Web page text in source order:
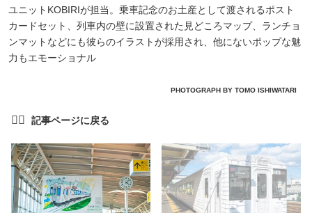
ユニットKOBIRIが担当。乗車記念のお土産として渡されるポスト
カードセット、列車内の壁に設置された見どころマップ、ランチョ
ンマットなどにも彼らのイラストが採用され、他にないポップな魅
力もエモーショナル
PHOTOGRAPH BY TOMO ISHIWATARI